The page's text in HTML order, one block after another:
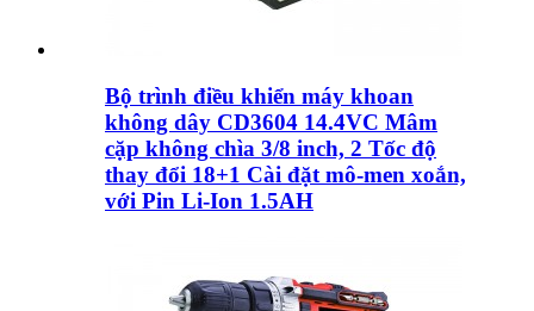
Bộ trình điều khiển máy khoan
không dây CD3604 14.4VC Mâm
cặp không chìa 3/8 inch, 2 Tốc độ
thay đổi 18+1 Cài đặt mô-men xoắn,
với Pin Li-Ion 1.5AH